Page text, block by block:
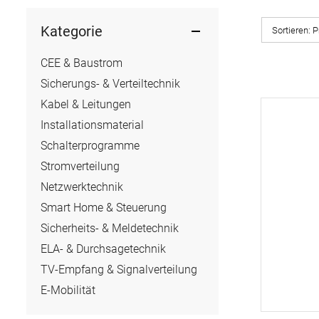
Sortieren:
Kategorie
CEE & Baustrom
Sicherungs- & Verteiltechnik
Kabel & Leitungen
Installationsmaterial
Schalterprogramme
Stromverteilung
Netzwerktechnik
Smart Home & Steuerung
Sicherheits- & Meldetechnik
ELA- & Durchsagetechnik
TV-Empfang & Signalverteilung
E-Mobilität